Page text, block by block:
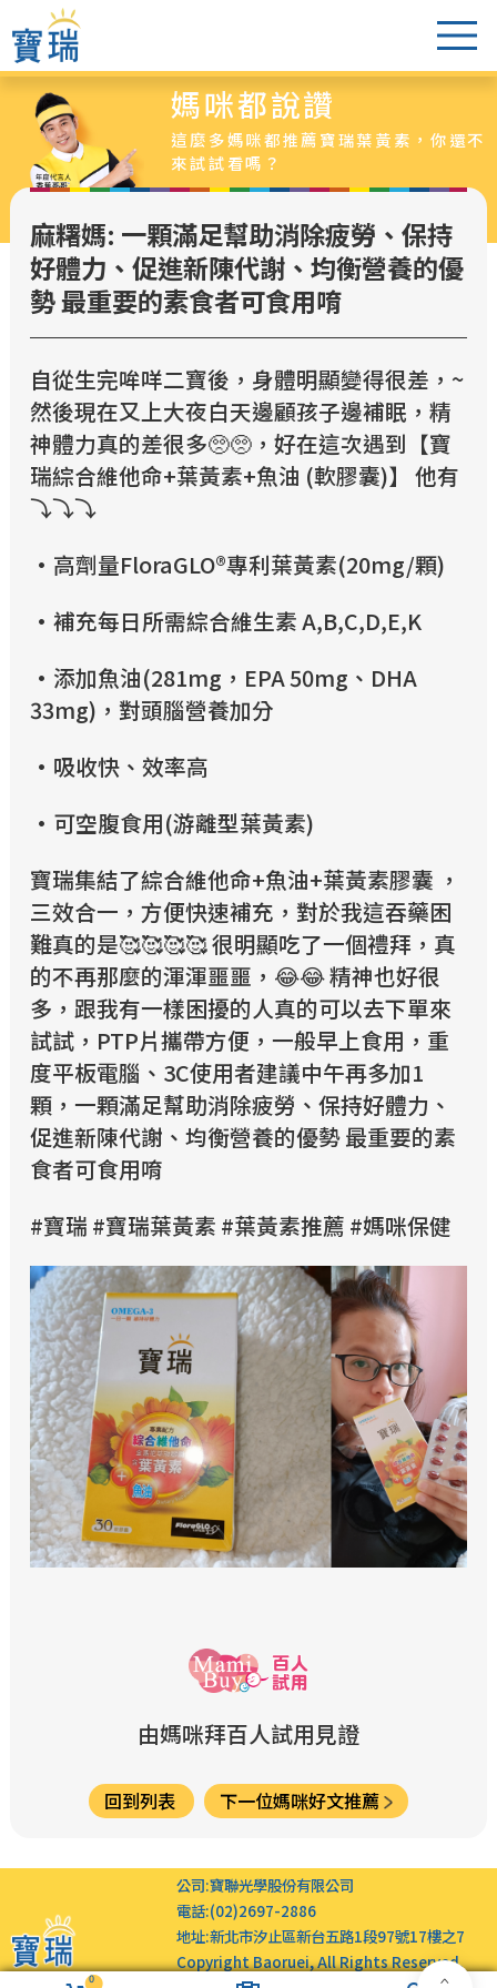
葉黃素怎麼選
醫生老實說
爸媽都說讚
葉黃素專區
最新活動
銷售據點
0
媽咪都說讚
這麼多媽咪都推薦寶瑞葉黃素，你還不
來試試看嗎？
麻糬媽: 一顆滿足幫助消除疲勞、保持
好體力、促進新陳代謝、均衡營養的優
勢 最重要的素食者可食用唷
自從生完哞咩二寶後，身體明顯變得很差，~
然後現在又上大夜白天邊顧孩子邊補眠，精
神體力真的差很多🥺🥺，好在這次遇到【寶
瑞綜合維他命+葉黃素+魚油 (軟膠囊)】 他有
⤵️⤵️⤵️
•高劑量FloraGLO®專利葉黃素(20mg/顆)
•補充每日所需綜合維生素 A,B,C,D,E,K
•添加魚油(281mg，EPA 50mg、DHA
33mg)，對頭腦營養加分
•吸收快、效率高
•可空腹食用(游離型葉黃素)
寶瑞集結了綜合維他命+魚油+葉黃素膠囊 ，
三效合一，方便快速補充，對於我這吞藥困
難真的是🥰🥰🥰🥰 很明顯吃了一個禮拜，真
的不再那麼的渾渾噩噩，😂😂 精神也好很
多，跟我有一樣困擾的人真的可以去下單來
試試，PTP片攜帶方便，一般早上食用，重
度平板電腦、3C使用者建議中午再多加1
顆，一顆滿足幫助消除疲勞、保持好體力、
促進新陳代謝、均衡營養的優勢 最重要的素
食者可食用唷
#寶瑞 #寶瑞葉黃素 #葉黃素推薦 #媽咪保健
由媽咪拜百人試用見證
回到列表 下一位媽咪好文推薦
公司:寶聯光學股份有限公司
電話:(02)2697-2886
地址:新北市汐止區新台五路1段97號17樓之7
Copyright Baoruei, All Rights Reserved.